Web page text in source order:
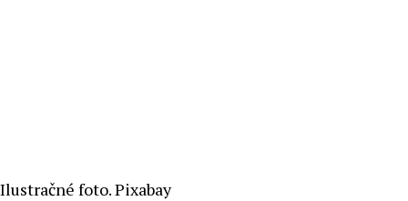
Ilustračné foto. Pixabay